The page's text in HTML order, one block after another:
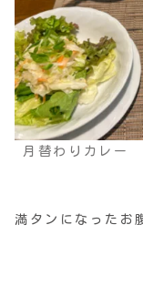
月替わりカレー
満タンになったお